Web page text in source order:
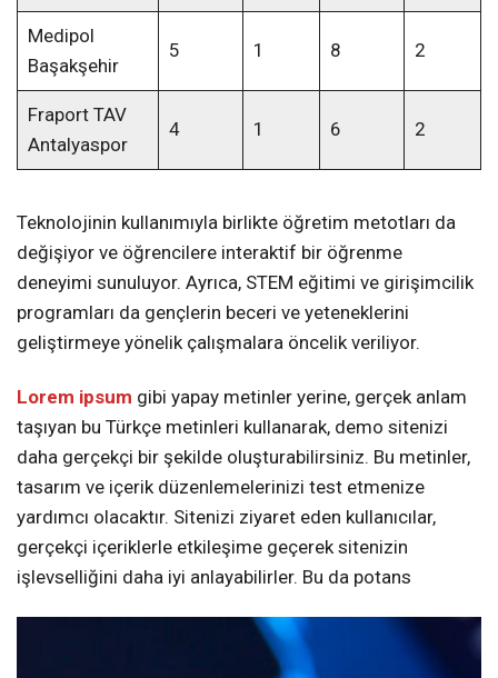
Medipol
Başakşehir
5 1 8 2
Fraport TAV
Antalyaspor
4 1 6 2
Teknolojinin kullanımıyla birlikte öğretim metotları da
değişiyor ve öğrencilere interaktif bir öğrenme
deneyimi sunuluyor. Ayrıca, STEM eğitimi ve girişimcilik
programları da gençlerin beceri ve yeteneklerini
geliştirmeye yönelik çalışmalara öncelik veriliyor.
Lorem ipsum gibi yapay metinler yerine, gerçek anlam
taşıyan bu Türkçe metinleri kullanarak, demo sitenizi
daha gerçekçi bir şekilde oluşturabilirsiniz. Bu metinler,
tasarım ve içerik düzenlemelerinizi test etmenize
yardımcı olacaktır. Sitenizi ziyaret eden kullanıcılar,
gerçekçi içeriklerle etkileşime geçerek sitenizin
işlevselliğini daha iyi anlayabilirler. Bu da potans